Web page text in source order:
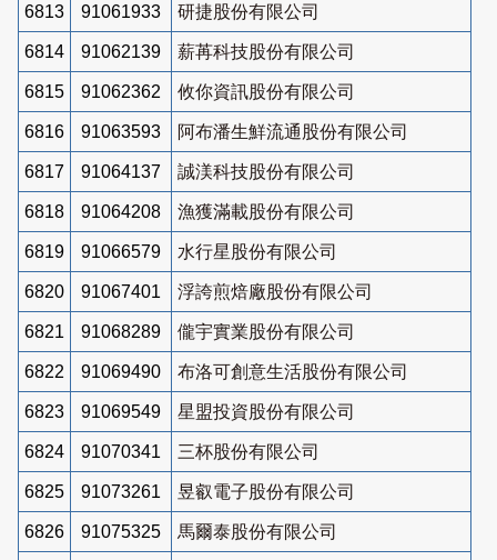
6813 91061933 研捷股份有限公司
6814 91062139 薪苒科技股份有限公司
6815 91062362 攸你資訊股份有限公司
6816 91063593 阿布潘生鮮流通股份有限公司
6817 91064137 誠渼科技股份有限公司
6818 91064208 漁獲滿載股份有限公司
6819 91066579 水行星股份有限公司
6820 91067401 浮誇煎焙廠股份有限公司
6821 91068289 儱宇實業股份有限公司
6822 91069490 布洛可創意生活股份有限公司
6823 91069549 星盟投資股份有限公司
6824 91070341 三杯股份有限公司
6825 91073261 昱叡電子股份有限公司
6826 91075325 馬爾泰股份有限公司